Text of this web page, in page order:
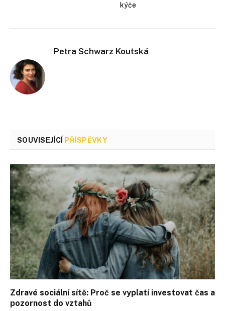
kýče
Petra Schwarz Koutská
SOUVISEJÍCÍ PŘÍSPĚVKY
Zdravé sociální sítě: Proč se vyplatí investovat čas a
pozornost do vztahů